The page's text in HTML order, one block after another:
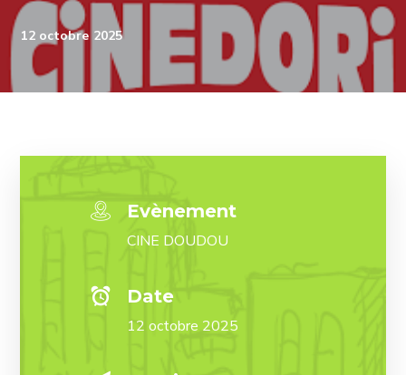
12 octobre 2025
Evènement
CINE DOUDOU
Date
12 octobre 2025